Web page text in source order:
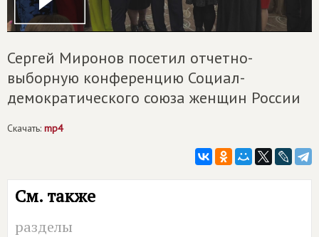
Сергей Миронов посетил отчетно-
выборную конференцию Социал-
демократического союза женщин России
Скачать: mp4
См. также
разделы